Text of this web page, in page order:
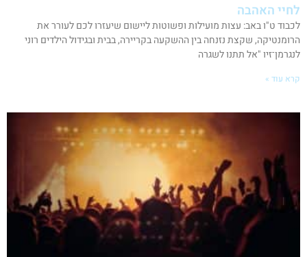
לחיי האהבה
לכבוד ט"ו באב: עצות מועילות ופשוטות ליישום שיעזרו לכם לעורר את
הרומנטיקה, שקצת נזנחה בין ההשקעה בקריירה, בבית ובגידול הילדים רוני
לנגרמן־זיו "אל תתנו לשגרה
קרא עוד »